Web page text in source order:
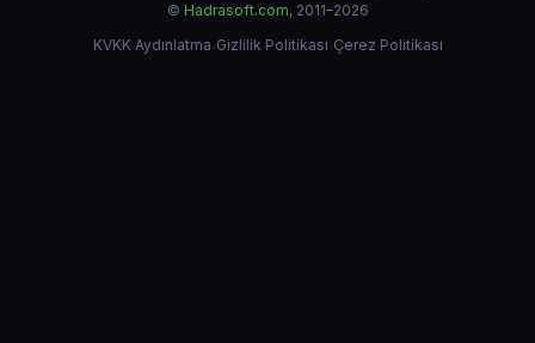
© Hadrasoft.com, 2011–2026
KVKK Aydınlatma·Gizlilik Politikası·Çerez Politikası